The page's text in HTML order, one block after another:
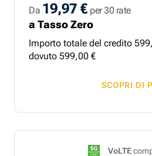
Da 19,97 €per 30 rate
a Tasso Zero
Importo totale del credito 599,
dovuto 599,00 €
SCOPRI DI
VoLTE